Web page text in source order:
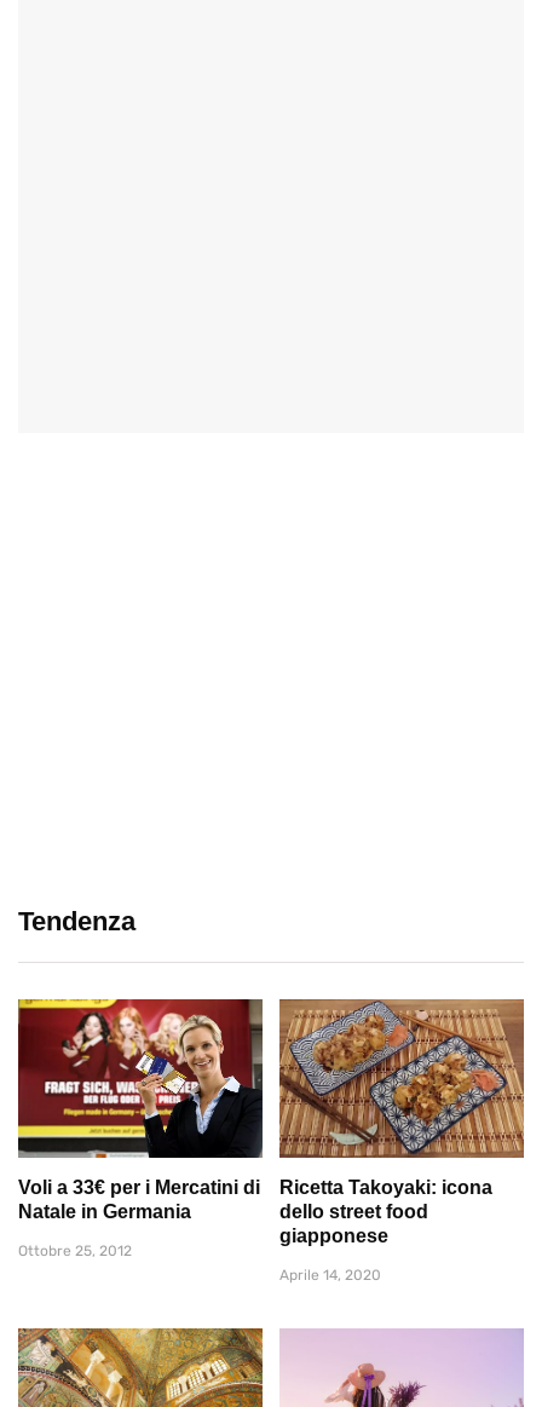
Tendenza
Voli a 33€ per i Mercatini di
Natale in Germania
Ottobre 25, 2012
Ricetta Takoyaki: icona
dello street food
giapponese
Aprile 14, 2020